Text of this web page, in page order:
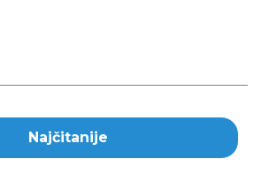
Najčitanije